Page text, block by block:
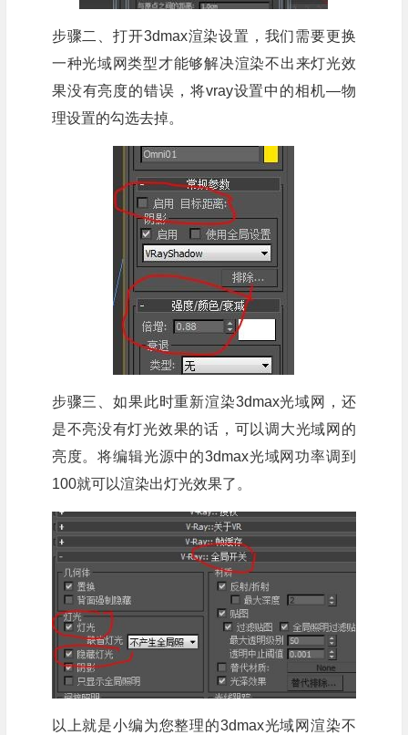
步骤二、打开3dmax渲染设置，我们需要更换
一种光域网类型才能够解决渲染不出来灯光效
果没有亮度的错误，将vray设置中的相机—物
理设置的勾选去掉。
步骤三、如果此时重新渲染3dmax光域网，还
是不亮没有灯光效果的话，可以调大光域网的
亮度。将编辑光源中的3dmax光域网功率调到
100就可以渲染出灯光效果了。
以上就是小编为您整理的3dmax光域网渲染不